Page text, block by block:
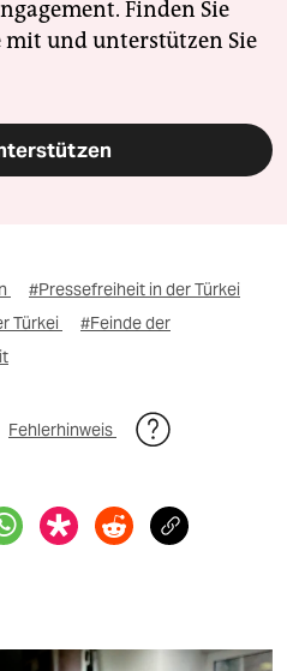
Finden Sie
mit und unterstützen Sie
#Pressefreiheit in der Türkei
Türkei
#Feinde der
Fehlerhinweis